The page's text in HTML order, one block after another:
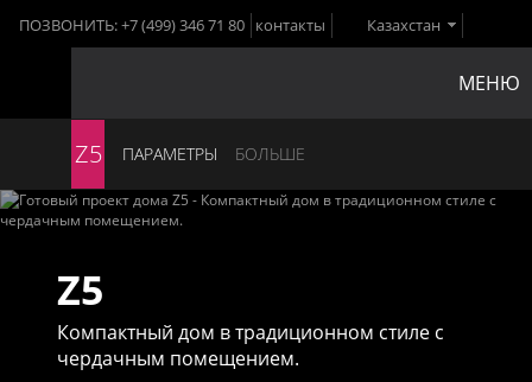
ПОЗВОНИТЬ:+7 (499) 346 71 80 контакты Казахстан
МЕНЮ
Z5 ПАРАМЕТРЫ БОЛЬШЕ
Z5
Компактный дом в традиционном стиле с
чердачным помещением.